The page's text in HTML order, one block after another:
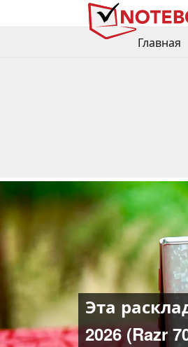
Главная
Эта
2026 (Razr